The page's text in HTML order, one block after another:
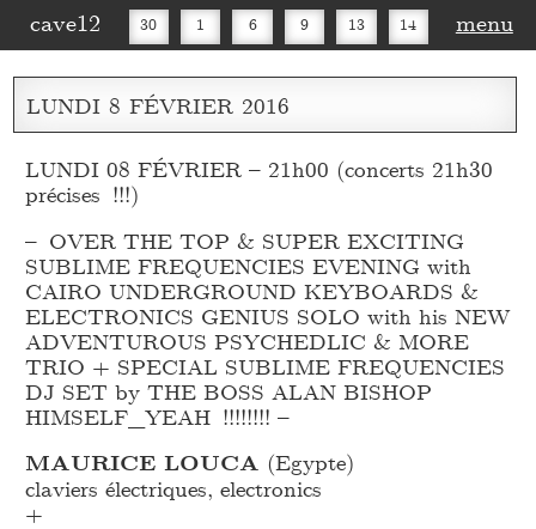
cave12 30 1 6 9 13 14
16 20 27 30
menu
LUNDI 8 FÉVRIER 2016
LUNDI 08 FÉVRIER – 21h00 (concerts 21h30
précises !!!)
– OVER THE TOP & SUPER EXCITING
SUBLIME FREQUENCIES EVENING with
CAIRO UNDERGROUND KEYBOARDS &
ELECTRONICS GENIUS SOLO with his NEW
ADVENTUROUS PSYCHEDLIC & MORE
TRIO + SPECIAL SUBLIME FREQUENCIES
DJ SET by THE BOSS ALAN BISHOP
HIMSELF_YEAH !!!!!!!! –
MAURICE LOUCA (Egypte)
claviers électriques, electronics
+